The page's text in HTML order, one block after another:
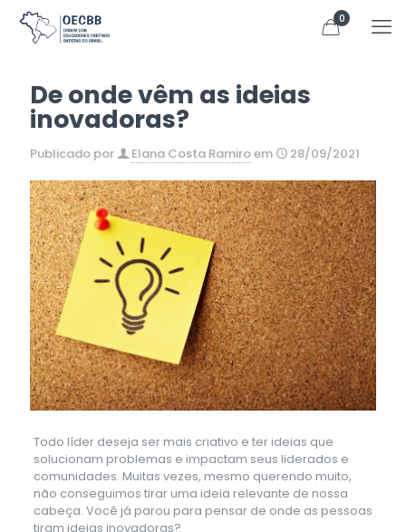
0
De onde vêm as ideias
inovadoras?
Publicado por Elana Costa Ramiroem 28/09/2021
Todo líder deseja ser mais criativo e ter ideias que
solucionam problemas e impactam seus liderados e
comunidades. Muitas vezes, mesmo querendo muito,
não conseguimos tirar uma ideia relevante de nossa
cabeça. Você já parou para pensar de onde as pessoas
tiram ideias inovadoras?